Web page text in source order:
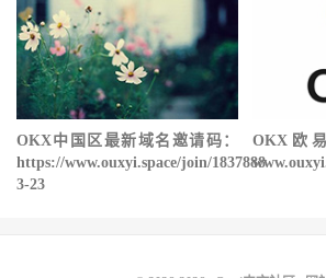
OKX中国区最新域名邀请码：
https://www.ouxyi.space/join/1837888
3-23
OKX欧